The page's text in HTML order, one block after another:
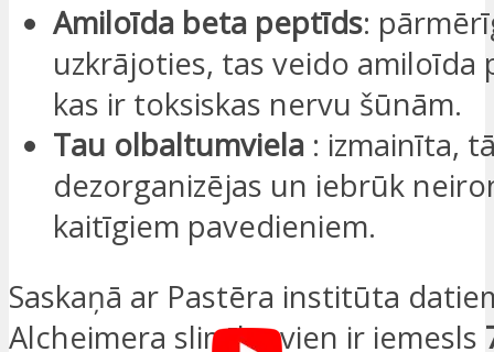
Amiloīda beta peptīds:
uzkrājoties, tas veido amiloīda
kas ir toksiskas nervu šūnām.
Tau olbaltumviela : izmainīta,
dezorganizējas un iebrūk
kaitīgiem pavedieniem.
Saskaņā ar Pastēra institūta
Alcheimera slimība vien ir iemesls